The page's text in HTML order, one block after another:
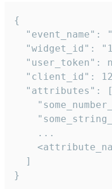
{
"event_name":
"widget_id":
"user_token":
"client_id":
  "attributes": [
    ...
  ]
}